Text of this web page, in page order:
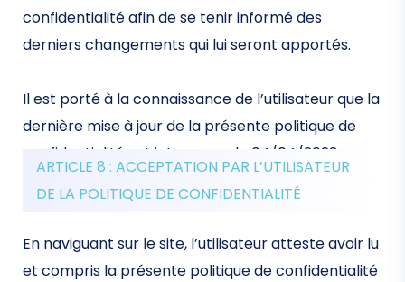
confidentialité afin de se tenir informé des
derniers changements qui lui seront apportés.
Il est porté à la connaissance de l’utilisateur que la
dernière mise à jour de la présente politique de
confidentialité est intervenue le 04/04/2023.
ARTICLE 8 : ACCEPTATION PAR L’UTILISATEUR
DE LA POLITIQUE DE CONFIDENTIALITÉ
En naviguant sur le site, l’utilisateur atteste avoir lu
et compris la présente politique de confidentialité